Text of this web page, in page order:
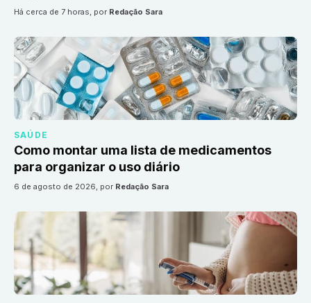
há cerca de 7 horas, por Redação Sara
SAÚDE
Como montar uma lista de medicamentos
para organizar o uso diário
6 de agosto de 2026, por Redação Sara